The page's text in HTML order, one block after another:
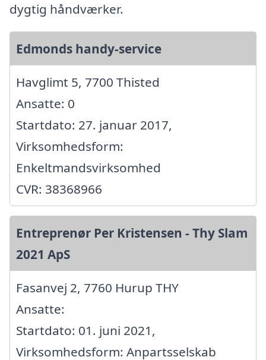
dygtig håndværker.
Edmonds handy-service
Havglimt 5, 7700 Thisted
Ansatte: 0
Startdato: 27. januar 2017,
Virksomhedsform:
Enkeltmandsvirksomhed
CVR: 38368966
Entreprenør Per Kristensen - Thy Slam
2021 ApS
Fasanvej 2, 7760 Hurup THY
Ansatte:
Startdato: 01. juni 2021,
Virksomhedsform: Anpartsselskab